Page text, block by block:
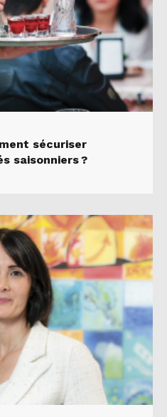
sécuriser
saisonniers ?